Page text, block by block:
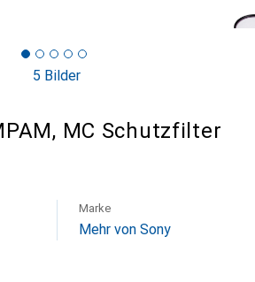
5 Bilder
MC Schutzfilter
Marke
Mehr von Sony